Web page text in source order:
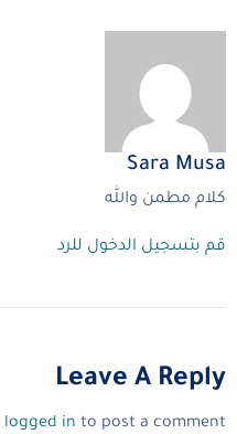
Sara Musa
كلام مطمن والله
قم بتسجيل الدخول للرد
Leave A Reply
logged in to post a comment.